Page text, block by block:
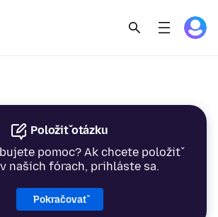
Položiť otázku
pomoc? Ak chcete položiť
našich fórach, prihláste sa.
Pokračovať